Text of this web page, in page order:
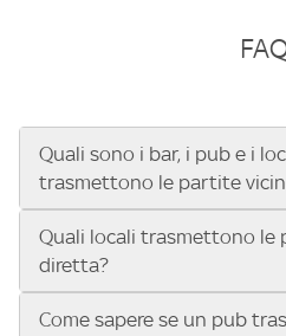
Quali sono i bar, i pub e i
trasmettono le partite
Se cerchi un bar, pub, ristorante
vedere le partite di Serie A
UEFA Champions League, la
Conference League, il Tennis, la
Quali locali trasmettono le
diretta?
Vuoi sapere quali bar, pub o
Come sapere se un pub